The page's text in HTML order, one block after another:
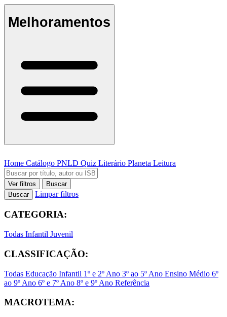
Melhoramentos
Home Catálogo PNLD Quiz Literário Planeta Leitura
Ver filtros
Buscar
Buscar
Limpar filtros
CATEGORIA:
Todas Infantil Juvenil
CLASSIFICAÇÃO:
Todas Educação Infantil 1º e 2º Ano 3º ao 5º Ano Ensino Médio 6º
ao 9º Ano 6º e 7º Ano 8º e 9º Ano Referência
MACROTEMA: